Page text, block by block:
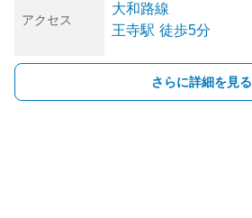
アクセス
大和路線
王寺駅 徒歩5分
さらに詳細を見る